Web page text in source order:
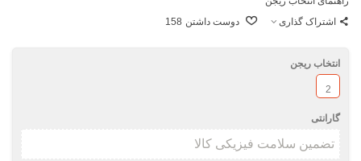
اشتراک گذاری
دوست داشتن 158
انتخاب ریجن
2
گارانتی